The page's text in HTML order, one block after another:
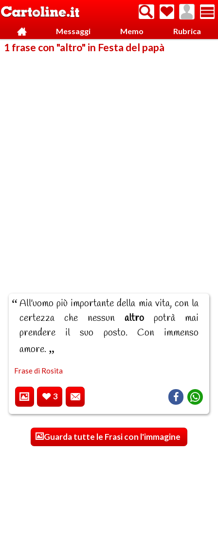
Messaggi Memo Rubrica
1 frase con "altro" in Festa del papà
All'uomo più importante della mia vita, con la
certezza che nessun altro potrà mai
prendere il suo posto. Con immenso
amore.
Frase di Rosita
3
Guarda tutte le Frasi con l'immagine